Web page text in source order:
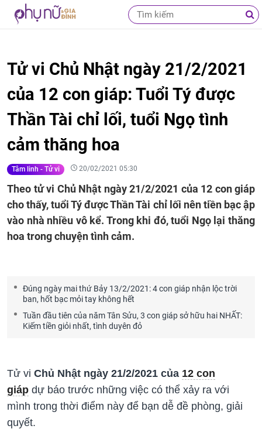
Tử vi Chủ Nhật ngày 21/2/2021
của 12 con giáp: Tuổi Tý được
Thần Tài chỉ lối, tuổi Ngọ tình
cảm thăng hoa
Tâm linh - Tử vi 20/02/2021 05:30
Theo tử vi Chủ Nhật ngày 21/2/2021 của 12 con giáp
cho thấy, tuổi Tý được Thần Tài chỉ lối nên tiền bạc ập
vào nhà nhiều vô kể. Trong khi đó, tuổi Ngọ lại thăng
hoa trong chuyện tình cảm.
Đúng ngày mai thứ Bảy 13/2/2021: 4 con giáp nhận lộc trời
ban, hốt bạc mỏi tay không hết
Tuần đầu tiên của năm Tân Sửu, 3 con giáp sở hữu hai NHẤT:
Kiếm tiền giỏi nhất, tình duyên đỏ
Tử vi Chủ Nhật ngày 21/2/2021 của 12 con
giáp dự báo trước những việc có thể xảy ra với
mình trong thời điểm này để bạn dễ đề phòng, giải
quyết.